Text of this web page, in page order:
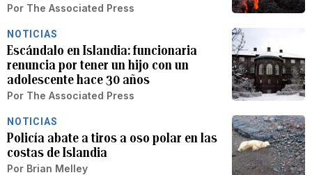
Por The Associated Press
NOTICIAS
Escándalo en Islandia: funcionaria
renuncia por tener un hijo con un
adolescente hace 30 años
Por The Associated Press
NOTICIAS
Policía abate a tiros a oso polar en las
costas de Islandia
Por Brian Melley